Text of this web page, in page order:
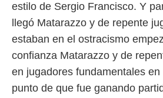
crear un
estilo de Sergio Francisco. Y
llegó Matarazzo y de repente
estaban en el ostracismo
confianza Matarazzo y de
en jugadores fundamentales en
punto de que fue ganando